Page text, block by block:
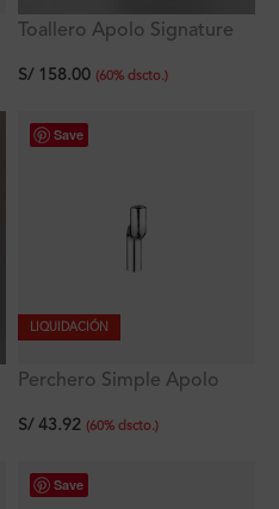
Toallero Apolo Signature
S/158.00 (60% dscto.)
Save
LIQUIDACIÓN
Perchero Simple Apolo
S/43.92 (60% dscto.)
Save